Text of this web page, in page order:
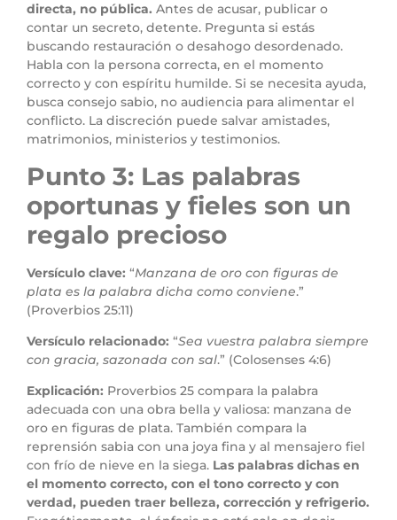
directa, no pública. Antes de acusar, publicar o
contar un secreto, detente. Pregunta si estás
buscando restauración o desahogo desordenado.
Habla con la persona correcta, en el momento
correcto y con espíritu humilde. Si se necesita ayuda,
busca consejo sabio, no audiencia para alimentar el
conflicto. La discreción puede salvar amistades,
matrimonios, ministerios y testimonios.
Punto 3: Las palabras
oportunas y fieles son un
regalo precioso
Versículo clave: “Manzana de oro con figuras de
plata es la palabra dicha como conviene.”
(Proverbios 25:11)
Versículo relacionado: “Sea vuestra palabra siempre
con gracia, sazonada con sal.” (Colosenses 4:6)
Explicación: Proverbios 25 compara la palabra
adecuada con una obra bella y valiosa: manzana de
oro en figuras de plata. También compara la
reprensión sabia con una joya fina y al mensajero fiel
con frío de nieve en la siega. Las palabras dichas en
el momento correcto, con el tono correcto y con
verdad, pueden traer belleza, corrección y refrigerio.